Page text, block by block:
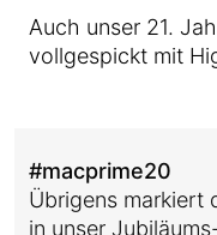
Auch unser 21.
vollgespickt mit
#macprime20
Übrigens markiert
in unser